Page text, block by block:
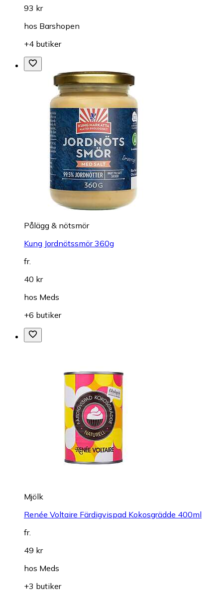
93 kr
hos Barshopen
+4 butiker
Pålägg & nötsmör
Kung Jordnötssmör 360g
fr.
40 kr
hos Meds
+6 butiker
Mjölk
Renée Voltaire Färdigvispad Kokosgrädde 400ml
fr.
49 kr
hos Meds
+3 butiker